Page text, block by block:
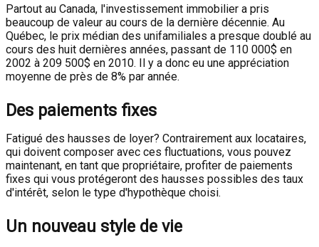
Partout au Canada, l'investissement immobilier a pris
beaucoup de valeur au cours de la dernière décennie. Au
Québec, le prix médian des unifamiliales a presque doublé au
cours des huit dernières années, passant de 110 000$ en
2002 à 209 500$ en 2010. Il y a donc eu une appréciation
moyenne de près de 8% par année.
Des paiements fixes
Fatigué des hausses de loyer? Contrairement aux locataires,
qui doivent composer avec ces fluctuations, vous pouvez
maintenant, en tant que propriétaire, profiter de paiements
fixes qui vous protégeront des hausses possibles des taux
d'intérêt, selon le type d'hypothèque choisi.
Un nouveau style de vie